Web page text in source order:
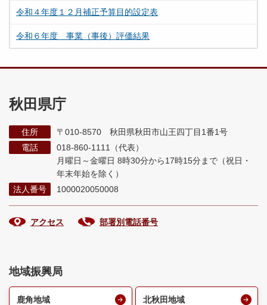
令和４年度１２月補正予算目的設定表
令和６年度 事業（事後）評価結果
秋田県庁
住所
〒010-8570 秋田県秋田市山王四丁目1番1号
電話
018-860-1111（代表）
月曜日～金曜日 8時30分から17時15分まで （祝日・
年末年始を除く）
法人番号
1000020050008
アクセス 部署別電話番号
地域振興局
鹿角地域 北秋田地域